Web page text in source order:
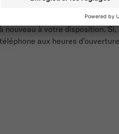
et vous prions de nous
nouveau à votre disposition.
aux heures